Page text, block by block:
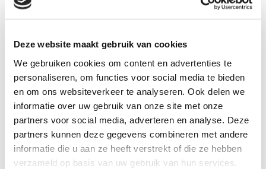
Deze website maakt gebruik van cookies
We gebruiken cookies om content en advertenties te
personaliseren, om functies voor social media te bieden
en om ons websiteverkeer te analyseren. Ook delen we
informatie over uw gebruik van onze site met onze
partners voor social media, adverteren en analyse. Deze
partners kunnen deze gegevens combineren met andere
informatie die u aan ze heeft verstrekt of die ze hebben
verzameld op basis van uw gebruik van hun services.
RSI
Enkelblessure
Hamstringblessure
Zweepslag